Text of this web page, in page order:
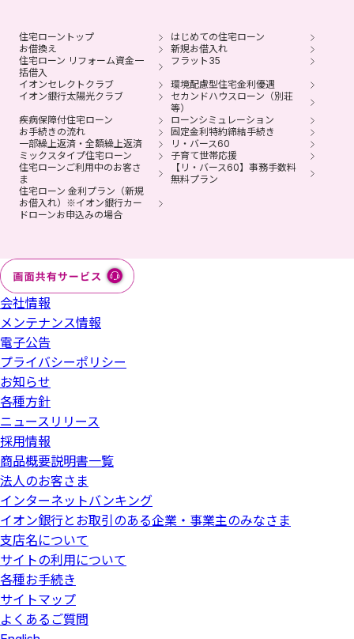
住宅ローントップ
はじめての住宅ローン
お借換え
新規お借入れ
住宅ローン リフォーム資金一
括借入
フラット35
イオンセレクトクラブ
環境配慮型住宅金利優遇
イオン銀行太陽光クラブ
セカンドハウスローン（別荘
等）
疾病保障付住宅ローン
ローンシミュレーション
お手続きの流れ
固定金利特約締結手続き
一部繰上返済・全額繰上返済
リ・バース60
ミックスタイプ住宅ローン
子育て世帯応援
住宅ローンご利用中のお客さ
ま
【リ・バース60】事務手数料
無料プラン
住宅ローン 金利プラン（新規
お借入れ）※イオン銀行カー
ドローンお申込みの場合
会社情報
メンテナンス情報
電子公告
プライバシーポリシー
お知らせ
各種方針
ニュースリリース
採用情報
商品概要説明書一覧
法人のお客さま
インターネットバンキング
イオン銀行とお取引のある企業・事業主のみなさま
支店名について
サイトの利用について
各種お手続き
サイトマップ
よくあるご質問